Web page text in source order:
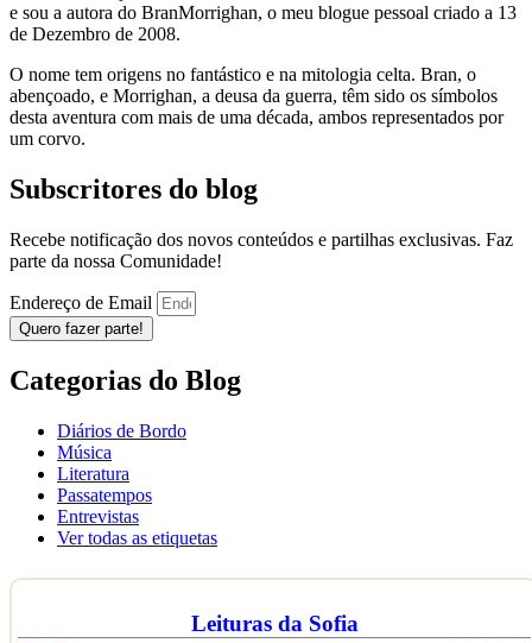
e sou a autora do BranMorrighan, o meu blogue pessoal criado a 13
de Dezembro de 2008.
O nome tem origens no fantástico e na mitologia celta. Bran, o
abençoado, e Morrighan, a deusa da guerra, têm sido os símbolos
desta aventura com mais de uma década, ambos representados por
um corvo.
Subscritores do blog
Recebe notificação dos novos conteúdos e partilhas exclusivas. Faz
parte da nossa Comunidade!
Endereço de Email
Quero fazer parte!
Categorias do Blog
Diários de Bordo
Música
Literatura
Passatempos
Entrevistas
Ver todas as etiquetas
Leituras da Sofia